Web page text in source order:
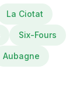
La Ciotat
Six-Fours
Aubagne